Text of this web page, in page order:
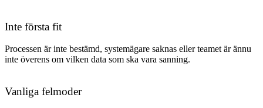
Inte första fit
Processen är inte bestämd, systemägare saknas eller teamet är ännu
inte överens om vilken data som ska vara sanning.
Vanliga felmoder